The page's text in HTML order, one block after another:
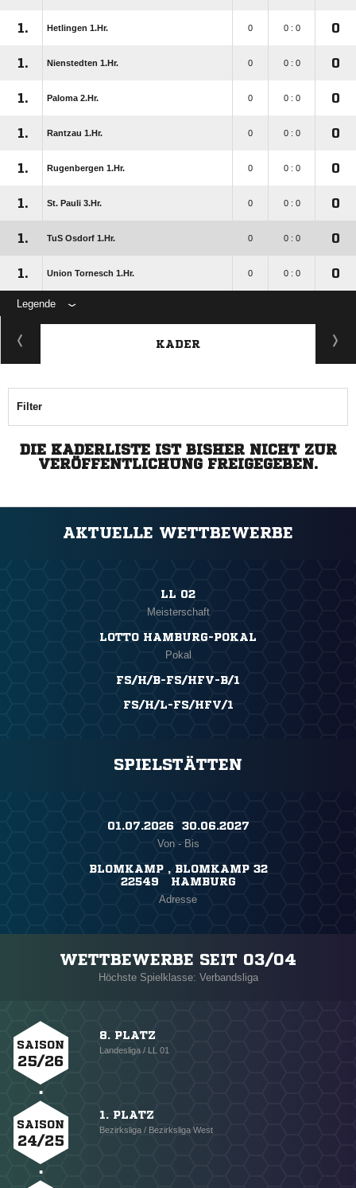
1. Hetlingen 1.Hr. 0 0 : 0 0
1. Nienstedten 1.Hr. 0 0 : 0 0
1. Paloma 2.Hr. 0 0 : 0 0
1. Rantzau 1.Hr. 0 0 : 0 0
1. Rugenbergen 1.Hr. 0 0 : 0 0
1. St. Pauli 3.Hr. 0 0 : 0 0
1. TuS Osdorf 1.Hr. 0 0 : 0 0
1. Union Tornesch 1.Hr. 0 0 : 0 0
Legende
KADER
Filter
DIE KADERLISTE IST BISHER NICHT ZUR
VERÖFFENTLICHUNG FREIGEGEBEN.
AKTUELLE WETTBEWERBE
LL 02
Meisterschaft
LOTTO HAMBURG-POKAL
Pokal
FS/H/B-FS/HFV-B/1
FS/H/L-FS/HFV/1
SPIELSTÄTTEN
01.07.2026 ​ 30.06.2027
Von - Bis
BLOMKAMP , BLOMKAMP 32
22549 HAMBURG
Adresse
WETTBEWERBE SEIT 03/04
Höchste Spielklasse: Verbandsliga
SAISON
25/26
8. PLATZ
Landesliga / LL 01
SAISON
24/25
1. PLATZ
Bezirksliga / Bezirksliga West